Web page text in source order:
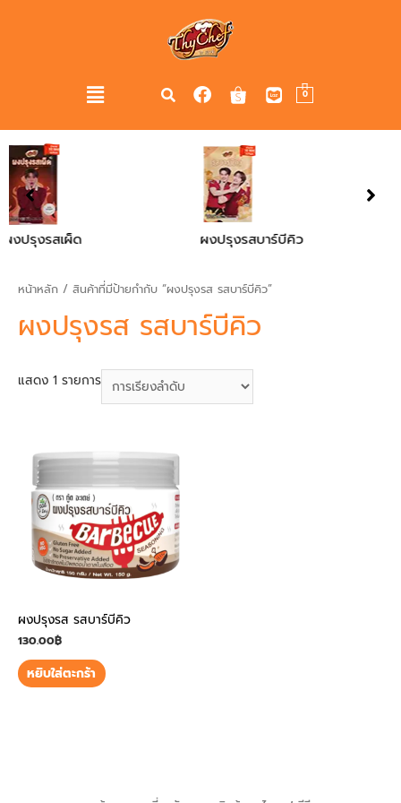
0
ผงปรุงรสบาร์บีคิว
หน้าหลัก / สินค้าที่มีป้ายกำกับ “ผงปรุงรส รสบาร์บีคิว”
ผงปรุงรส รสบาร์บีคิว
แสดง 1 รายการ
ผงปรุงรส รสบาร์บีคิว
130.00฿
หยิบใส่ตะกร้า